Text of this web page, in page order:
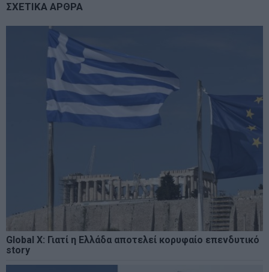
ΣΧΕΤΙΚΑ ΑΡΘΡΑ
Global X: Γιατί η Ελλάδα αποτελεί κορυφαίο επενδυτικό
story